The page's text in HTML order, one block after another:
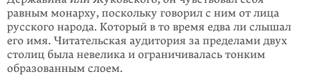
равным монарху, поскольку говорил с ним от ли­ца
русского народа. Который в то время едва ли слышал
его имя. Чита­тельская аудитория за пределами двух
столиц была невелика и ограничивалась тонким
образованным слоем.